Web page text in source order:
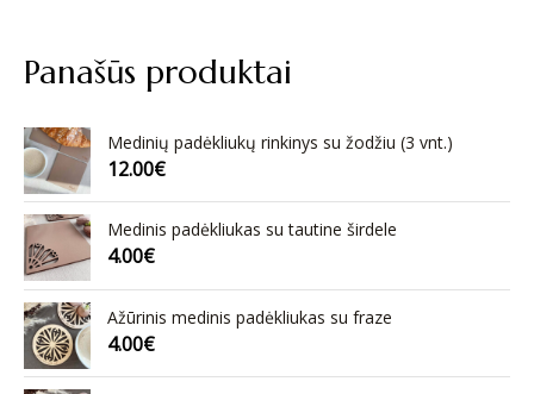
Panašūs produktai
Medinių padėkliukų rinkinys su žodžiu (3 vnt.)
12.00€
Medinis padėkliukas su tautine širdele
4.00€
Ažūrinis medinis padėkliukas su fraze
4.00€